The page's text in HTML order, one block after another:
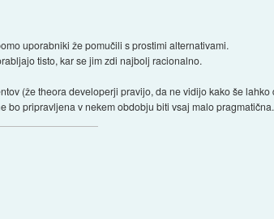
uporabniki že pomučili s prostimi alternativami.
tisto, kar se jim zdi najbolj racionalno.
(že theora developerji pravijo, da ne vidijo kako še
bo pripravljena v nekem obdobju biti vsaj malo